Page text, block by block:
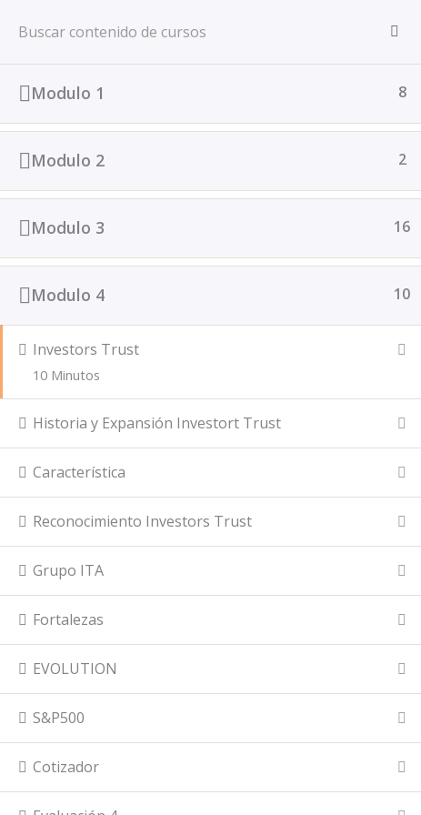
contenido
Inicio Cursos
Modulo 1 8
Modulo 2 2
Modulo 3 16
Modulo 4 10
Investors Trust
10 Minutos
Historia y Expansión Investort Trust
Característica
Reconocimiento Investors Trust
Grupo ITA
Fortalezas
EVOLUTION
S&P500
Cotizador